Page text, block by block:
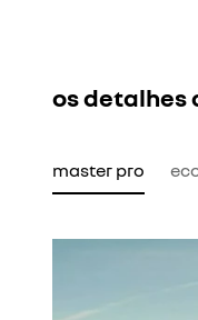
os detalhes
master pro